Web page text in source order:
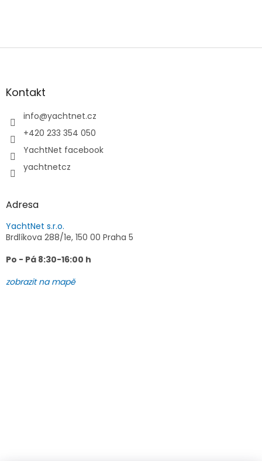
Z
aKontakt
info@yachtnet.cz
+420 233 354 050
YachtNet facebook
yachtnetcz
Adresa
YachtNet s.r.o.
Brdlíkova 288/1e, 150 00 Praha 5
Po - Pá 8:30-16:00 h
zobrazit na mapě